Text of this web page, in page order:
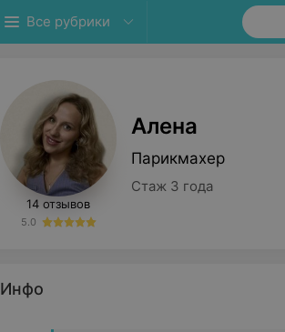
Все рубрики
14 отзывов
5.0
Алена
Парикмахер
Стаж 3 года
Инфо